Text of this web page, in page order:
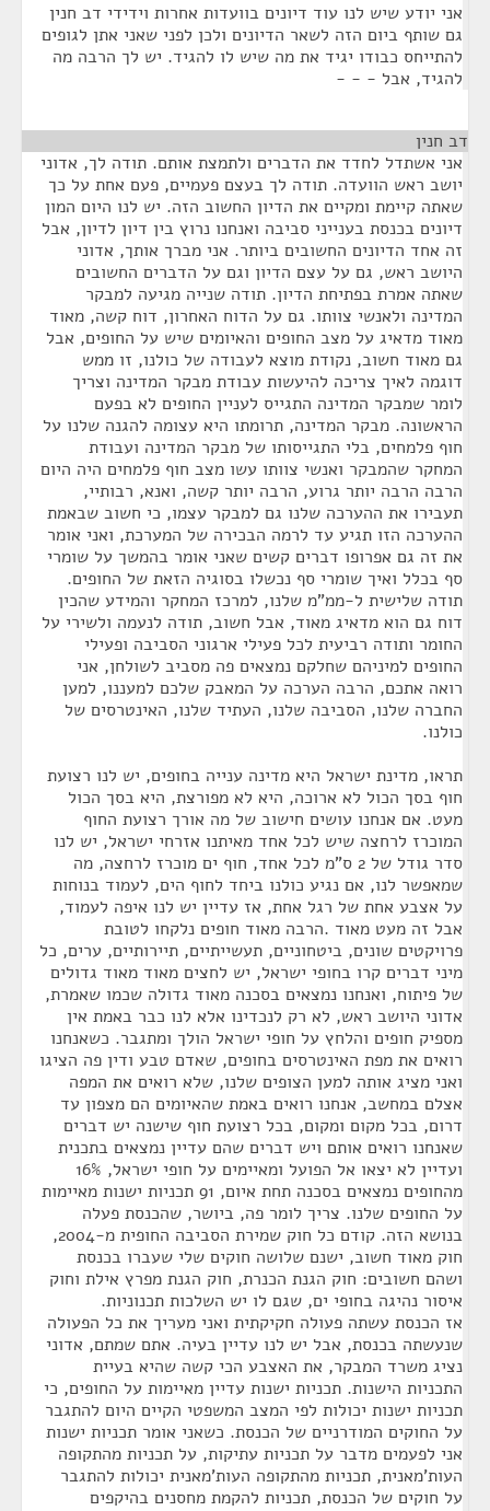
אני יודע שיש לנו עוד דיונים בוועדות אחרות וידידי דב חנין
גם שותף ביום הזה לשאר הדיונים ולכן לפני שאני אתן לגופים
להתייחס כבודו יגיד את מה שיש לו להגיד. יש לך הרבה מה
להגיד, אבל - - -
דב חנין
אני אשתדל לחדד את הדברים ולתמצת אותם. תודה לך, אדוני
יושב ראש הוועדה. תודה לך בעצם פעמיים, פעם אחת על כך
שאתה קיימת ומקיים את הדיון החשוב הזה. יש לנו היום המון
דיונים בכנסת בענייני סביבה ואנחנו נרוץ בין דיון לדיון, אבל
זה אחד הדיונים החשובים ביותר. אני מברך אותך, אדוני
היושב ראש, גם על עצם הדיון וגם על הדברים החשובים
שאתה אמרת בפתיחת הדיון. תודה שנייה מגיעה למבקר
המדינה ולאנשי צוותו. גם על הדוח האחרון, דוח קשה, מאוד
מאוד מדאיג על מצב החופים והאיומים שיש על החופים, אבל
גם מאוד חשוב, נקודת מוצא לעבודה של כולנו, זו ממש
דוגמה לאיך צריכה להיעשות עבודת מבקר המדינה וצריך
לומר שמבקר המדינה התגייס לעניין החופים לא בפעם
הראשונה. מבקר המדינה, תרומתו היא עצומה להגנה שלנו על
חוף פלמחים, בלי התגייסותו של מבקר המדינה ועבודת
המחקר שהמבקר ואנשי צוותו עשו מצב חוף פלמחים היה היום
הרבה הרבה יותר גרוע, הרבה יותר קשה, ואנא, רבותיי,
תעבירו את ההערכה שלנו גם למבקר עצמו, כי חשוב שבאמת
ההערכה הזו תגיע עד לרמה הבכירה של המערכת, ואני אומר
את זה גם אפרופו דברים קשים שאני אומר בהמשך על שומרי
סף בכלל ואיך שומרי סף נכשלו בסוגיה הזאת של החופים.
תודה שלישית ל-ממ"מ שלנו, למרכז המחקר והמידע שהכין
דוח גם הוא מדאיג מאוד, אבל חשוב, תודה לנעמה ולשירי על
החומר ותודה רביעית לכל פעילי ארגוני הסביבה ופעילי
החופים למיניהם שחלקם נמצאים פה מסביב לשולחן, אני
רואה אתכם, הרבה הערכה על המאבק שלכם למעננו, למען
החברה שלנו, הסביבה שלנו, העתיד שלנו, האינטרסים של
כולנו.
תראו, מדינת ישראל היא מדינה ענייה בחופים, יש לנו רצועת
חוף בסך הכול לא ארוכה, היא לא מפורצת, היא בסך הכול
מעט. אם אנחנו עושים חישוב של מה אורך רצועת החוף
המוכרז לרחצה שיש לכל אחד מאיתנו אזרחי ישראל, יש לנו
סדר גודל של 2 ס"מ לכל אחד, חוף ים מוכרז לרחצה, מה
שמאפשר לנו, אם נגיע כולנו ביחד לחוף הים, לעמוד בנוחות
על אצבע אחת של רגל אחת, אז עדיין יש לנו איפה לעמוד,
אבל זה מעט מאוד .הרבה מאוד חופים נלקחו לטובת
פרויקטים שונים, ביטחוניים, תעשייתיים, תיירותיים, ערים, כל
מיני דברים קרו בחופי ישראל, יש לחצים מאוד מאוד גדולים
של פיתוח, ואנחנו נמצאים בסכנה מאוד גדולה שכמו שאמרת,
אדוני היושב ראש, לא רק לנכדינו אלא לנו כבר באמת אין
מספיק חופים והלחץ על חופי ישראל הולך ומתגבר. כשאנחנו
רואים את מפת האינטרסים בחופים, שאדם טבע ודין פה הציגו
ואני מציג אותה למען הצופים שלנו, שלא רואים את המפה
אצלם במחשב, אנחנו רואים באמת שהאיומים הם מצפון עד
דרום, בכל מקום ומקום, בכל רצועת חוף שישנה יש דברים
שאנחנו רואים אותם ויש דברים שהם עדיין נמצאים בתכנית
ועדיין לא יצאו אל הפועל ומאיימים על חופי ישראל, 16%
מהחופים נמצאים בסכנה תחת איום, 91 תכניות ישנות מאיימות
על החופים שלנו. צריך לומר פה, ביושר, שהכנסת פעלה
בנושא הזה. קודם כל חוק שמירת הסביבה החופית מ-2004,
חוק מאוד חשוב, ישנם שלושה חוקים שלי שעברו בכנסת
ושהם חשובים: חוק הגנת הכנרת, חוק הגנת מפרץ אילת וחוק
איסור נהיגה בחופי ים, שגם לו יש השלכות תכנוניות.
אז הכנסת עשתה פעולה חקיקתית ואני מעריך את כל הפעולה
שנעשתה בכנסת, אבל יש לנו עדיין בעיה. אתם שמתם, אדוני
נציג משרד המבקר, את האצבע הכי קשה שהיא בעיית
התכניות הישנות. תכניות ישנות עדיין מאיימות על החופים, כי
תכניות ישנות יכולות לפי המצב המשפטי הקיים היום להתגבר
על החוקים המודרניים של הכנסת. כשאני אומר תכניות ישנות
אני לפעמים מדבר על תכניות עתיקות, על תכניות מהתקופה
העות'מאנית, תכניות מהתקופה העות'מאנית יכולות להתגבר
על חוקים של הכנסת, תכניות להקמת מחסנים בהיקפים